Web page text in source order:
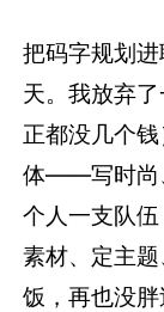
把码字规划
天。我放弃
正都没几个
体——写时尚
个人一支队
素材、定主
饭，再也没胖